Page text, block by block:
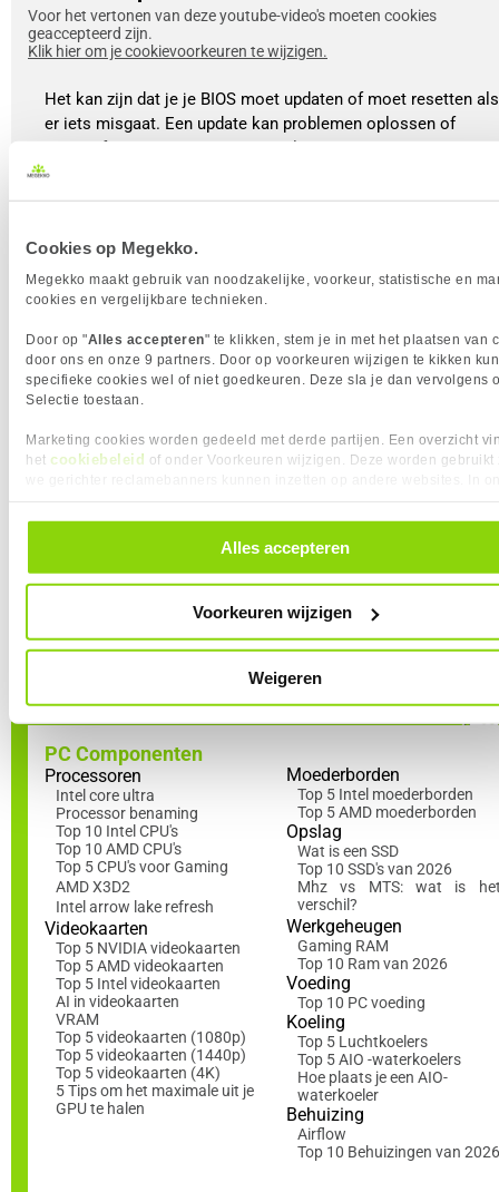
Cookies op Megekko.
Megekko maakt gebruik van noodzakelijke, voorkeur, statistische en
cookies en vergelijkbare technieken.
Door op "Alles accepteren" te klikken, stem je in met het plaatsen van
door ons en onze 9 partners. Door op voorkeuren wijzigen te kikken
specifieke cookies wel of niet goedkeuren. Deze sla je dan vervolgens
Selectie toestaan.
Marketing cookies worden gedeeld met derde partijen. Een overzicht
het cookiebeleid of onder Voorkeuren wijzigen. Deze worden gebruikt
toestemming altijd intrekken, dit doe je door in de footer van onze
klikken op ‘Cookievoorkeuren’ onder het kopje ‘Mijn gegevens’.
Alles accepteren
Voorkeuren wijzigen
Weigeren
Het kan zijn dat je je BIOS moet updaten of moet resetten als
er iets misgaat. Een update kan problemen oplossen of
nieuwe functies toevoegen, terwijl een reset je BIOS terugzet
naar de fabrieksinstellingen. Er zijn verschillende manieren
om dit te doen: sommigen moederboerden hebben een Reset
manier is om de batterij van je moederbord te verwijderen en
na een korte pauze weer terug te plaatsen. De laatste manier
is door de JBAT-pins te kortsluiten met een schroevendraaier
en kom je weer in de first time bootup, waar alles weer terug
staat in de fabrieksinstellingen.
Voor het vertonen van deze youtube-video's moeten cookies
geaccepteerd zijn.
Klik hier om je cookievoorkeuren te wijzigen.
gebruiker. Door vertrouwd te raken met het BIOS haal je niet
alleen het maximale uit je hardware maar behoud je ook de
Lees nu ook in de Academy
PC Componenten
Processoren
Intel core ultra
Processor benaming
Top 10 Intel CPU's
Top 10 AMD CPU's
Top 5 CPU's voor Gaming
AMD X3D2
Intel arrow lake refresh
Videokaarten
Top 5 NVIDIA videokaarten
Top 5 AMD videokaarten
Top 5 Intel videokaarten
AI in videokaarten
VRAM
Top 5 videokaarten (1080p)
Top 5 videokaarten (1440p)
Top 5 videokaarten (4K)
5 Tips om het maximale uit je
GPU te halen
Moederborden
Top 5 Intel moederborden
Top 5 AMD moederborden
Opslag
Wat is een SSD
Top 10 SSD's van 2026
Mhz vs MTS: wat is
verschil?
Werkgeheugen
Gaming RAM
Top 10 Ram van 2026
Voeding
Top 10 PC voeding
Koeling
Top 5 Luchtkoelers
Top 5 AIO -waterkoelers
Hoe plaats je een AIO-
waterkoeler
Behuizing
Airflow
Top 10 Behuizingen van